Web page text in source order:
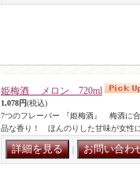
姫梅酒 メロン 720ml
1,078円(税込)
7つのフレーバー 『姫梅酒』 梅酒に
品な香り！ ほんのりした甘味が女性